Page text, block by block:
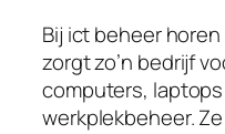
Bij ict beheer
zorgt zo’n bedrijf
computers,
werkplekbeheer.